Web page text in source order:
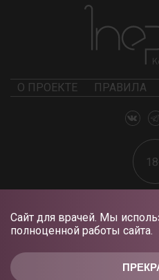
Сайт для врачей. Мы
полноценной работы сайта.
О ПРОЕКТЕ ПРАВИЛА